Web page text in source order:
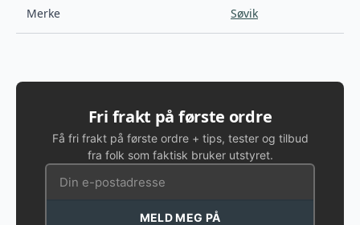
Merke Søvik
Fri frakt på første ordre
Få fri frakt på første ordre + tips, tester og tilbud
fra folk som faktisk bruker utstyret.
MELD MEG PÅ